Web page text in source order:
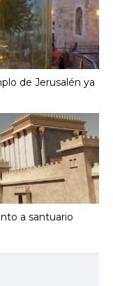
de Jerusalén ya
a santuario